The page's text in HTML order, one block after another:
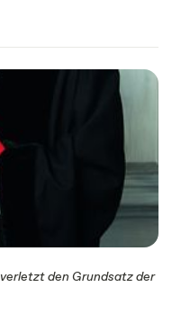
den Grundsatz der